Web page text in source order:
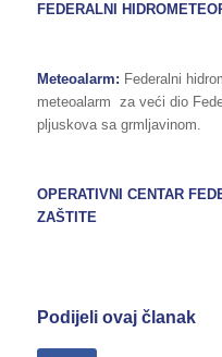
FEDERALNI
Meteoalarm: Federalni
meteoalarm za veći dio
pljuskova sa grmljavinom.
OPERATIVNI CENTAR
ZAŠTITE
Podijeli ovaj članak